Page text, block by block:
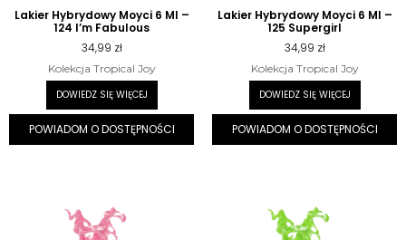
Lakier Hybrydowy Moyci 6 Ml –
124 I’m Fabulous
34,99 zł
Kolekcja Tropical Joy
DOWIEDZ SIĘ WIĘCEJ
POWIADOM O DOSTĘPNOŚCI
Lakier Hybrydowy Moyci 6 Ml –
125 Supergirl
34,99 zł
Kolekcja Tropical Joy
DOWIEDZ SIĘ WIĘCEJ
POWIADOM O DOSTĘPNOŚCI